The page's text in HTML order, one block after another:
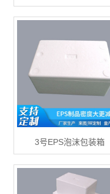
3号EPS泡沫包装箱